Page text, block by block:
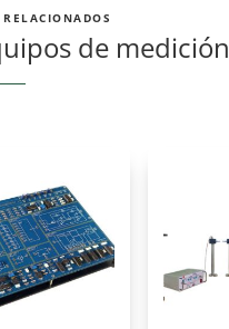
de medición